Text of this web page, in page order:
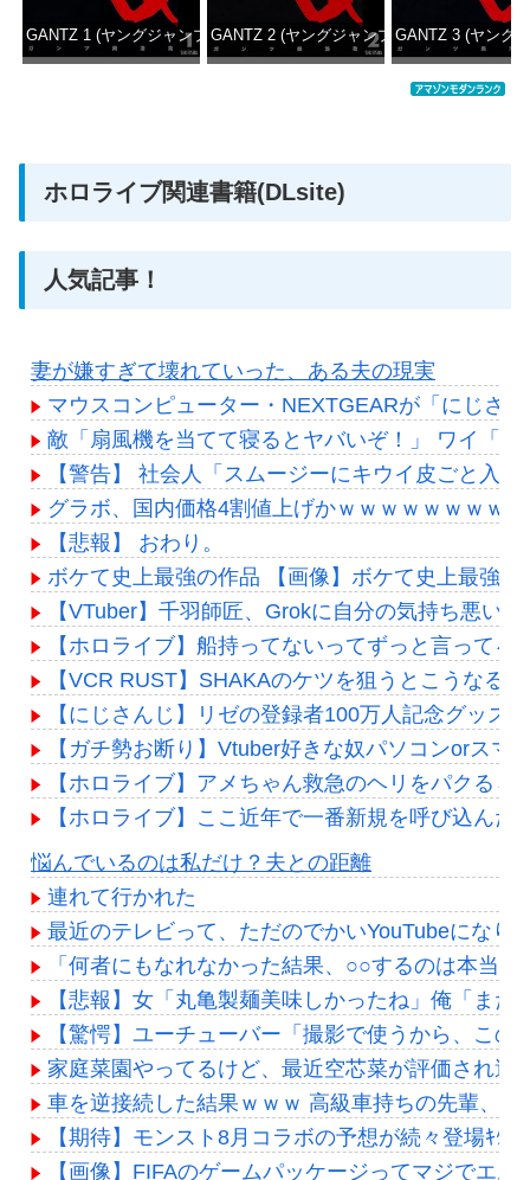
GANTZ 1 (ヤングジャンプコミックスDIGITAL)
GANTZ 2 (ヤングジャンプコミックス
GANTZ 3 (ヤング
ホロライブ関連書籍(DLsite)
人気記事！
妻が嫌すぎて壊れていった、ある夫の現実
マウスコンピューター・NEXTGEARが「にじさ
敵「扇風機を当てて寝るとヤバいぞ！」 ワイ「
【警告】 社会人「スムージーにキウイ皮ごと入
グラボ、国内価格4割値上げかｗｗｗｗｗｗｗｗ
【悲報】 おわり。
ボケて史上最強の作品 【画像】ボケて史上最強
【VTuber】千羽師匠、Grokに自分の気持ち悪い
【ホロライブ】船持ってないってずっと言って
【VCR RUST】SHAKAのケツを狙うとこうなる
【にじさんじ】リゼの登録者100万人記念グッズ
【ガチ勢お断り】Vtuber好きな奴パソコンorス
【ホロライブ】アメちゃん救急のヘリをパクる→
【ホロライブ】ここ近年で一番新規を呼び込んだ
Powered by livedoor 相互RSS
悩んでいるのは私だけ？夫との距離
連れて行かれた
最近のテレビって、ただのでかいYouTubeになり
「何者にもなれなかった結果、○○するのは本当
【悲報】女「丸亀製麺美味しかったね」俺「ま
【驚愕】ユーチューバー「撮影で使うから、こ
家庭菜園やってるけど、最近空芯菜が評価され過
車を逆接続した結果ｗｗｗ 高級車持ちの先輩、
【期待】モンスト8月コラボの予想が続々登
【画像】FIFAのゲームパッケージってマジでエ